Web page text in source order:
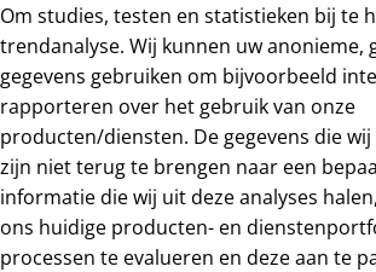
Om studies, testen en statistieken bij te
trendanalyse. Wij kunnen uw anonieme,
gegevens gebruiken om bijvoorbeeld
rapporteren over het gebruik van onze
producten/diensten. De gegevens die
zijn niet terug te brengen naar een
informatie die wij uit deze analyses
ons huidige producten- en
processen te evalueren en deze aan te